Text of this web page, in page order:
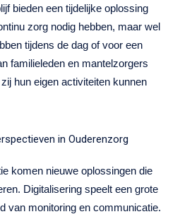
bieden een tijdelijke oplossing
zorg nodig hebben, maar wel
tijdens de dag of voor een
familieleden en mantelzorgers
hun eigen activiteiten kunnen
in Ouderenzorg
komen nieuwe oplossingen die
Digitalisering speelt een grote
van monitoring en communicatie.